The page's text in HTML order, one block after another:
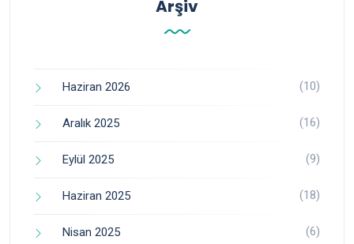
Arşiv
Haziran 2026 (10)
Aralık 2025 (16)
Eylül 2025 (9)
Haziran 2025 (18)
Nisan 2025 (6)